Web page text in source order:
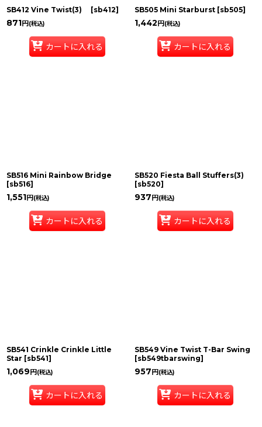
SB412 Vine Twist(3) [sb412]
871円(税込)
カートに入れる
SB505 Mini Starburst [sb505]
1,442円(税込)
カートに入れる
SB516 Mini Rainbow Bridge
[sb516]
1,551円(税込)
カートに入れる
SB520 Fiesta Ball Stuffers(3)
[sb520]
937円(税込)
カートに入れる
SB541 Crinkle Crinkle Little
Star [sb541]
1,069円(税込)
カートに入れる
SB549 Vine Twist T-Bar Swing
[sb549tbarswing]
957円(税込)
カートに入れる